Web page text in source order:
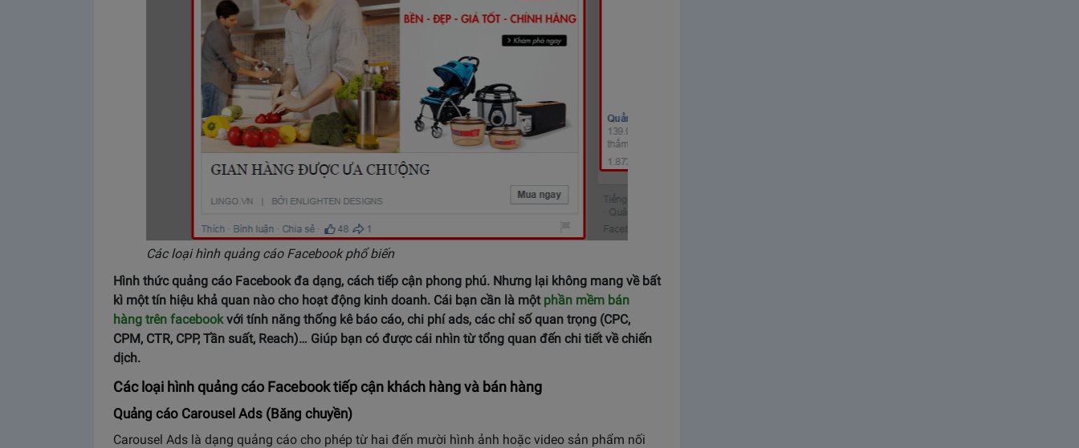
Các loại hình quảng cáo Facebook phổ biến
Hình thức quảng cáo Facebook đa dạng, cách tiếp cận phong phú. Nhưng lại không mang về bất
kì một tín hiệu khả quan nào cho hoạt động kinh doanh. Cái bạn cần là một phần mềm bán
hàng trên facebookvới tính năng thống kê báo cáo, chi phí ads, các chỉ số quan trọng (CPC,
CPM, CTR, CPP, Tần suất, Reach)… Giúp bạn có được cái nhìn từ tổng quan đến chi tiết về chiến
dịch.
Các loại hình quảng cáo Facebook tiếp cận khách hàng và bán hàng
Quảng cáo Carousel Ads (Băng chuyền)
Carousel Ads là dạng quảng cáo cho phép từ hai đến mười hình ảnh hoặc video sản phẩm nối